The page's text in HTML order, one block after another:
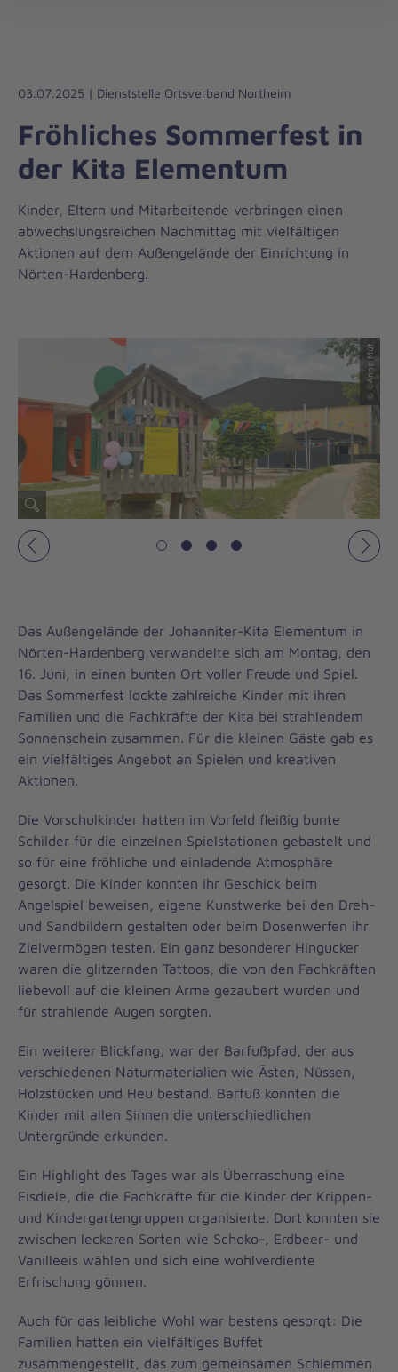
03.07.2025 | Dienststelle Ortsverband Northeim
Fröhliches Sommerfest in
der Kita Elementum
Kinder, Eltern und Mitarbeitende verbringen einen
abwechslungsreichen Nachmittag mit vielfältigen
Aktionen auf dem Außengelände der Einrichtung in
Nörten-Hardenberg.
© ©Anna Mut
Vorheriges
Das Außengelände der Johanniter-Kita Elementum in
Nörten-Hardenberg verwandelte sich am Montag, den
16. Juni, in einen bunten Ort voller Freude und Spiel.
Das Sommerfest lockte zahlreiche Kinder mit ihren
Familien und die Fachkräfte der Kita bei strahlendem
Sonnenschein zusammen. Für die kleinen Gäste gab es
ein vielfältiges Angebot an Spielen und kreativen
Aktionen.
Die Vorschulkinder hatten im Vorfeld fleißig bunte
Schilder für die einzelnen Spielstationen gebastelt und
so für eine fröhliche und einladende Atmosphäre
gesorgt. Die Kinder konnten ihr Geschick beim
Angelspiel beweisen, eigene Kunstwerke bei den Dreh-
und Sandbildern gestalten oder beim Dosenwerfen ihr
Zielvermögen testen. Ein ganz besonderer Hingucker
waren die glitzernden Tattoos, die von den Fachkräften
liebevoll auf die kleinen Arme gezaubert wurden und
für strahlende Augen sorgten.
Ein weiterer Blickfang, war der Barfußpfad, der aus
verschiedenen Naturmaterialien wie Ästen, Nüssen,
Holzstücken und Heu bestand. Barfuß konnten die
Kinder mit allen Sinnen die unterschiedlichen
Untergründe erkunden.
Ein Highlight des Tages war als Überraschung eine
Eisdiele, die die Fachkräfte für die Kinder der Krippen-
und Kindergartengruppen organisierte. Dort konnten sie
zwischen leckeren Sorten wie Schoko-, Erdbeer- und
Vanilleeis wählen und sich eine wohlverdiente
Erfrischung gönnen.
Auch für das leibliche Wohl war bestens gesorgt: Die
Familien hatten ein vielfältiges Buffet
zusammengestellt, das zum gemeinsamen Schlemmen